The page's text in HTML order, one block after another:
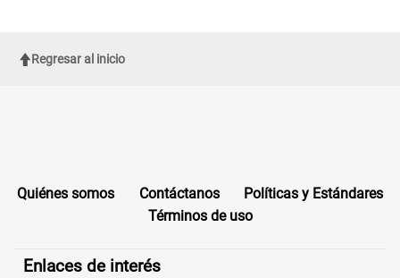
Regresar al inicio
Quiénes somos Contáctanos
Políticas y Estándares
Términos de uso
Enlaces de interés